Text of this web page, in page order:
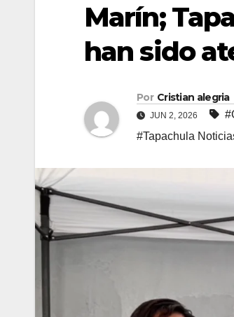
Marín;
han sido
Por Cristian alegria
JUN 2, 2026
#Tapachula